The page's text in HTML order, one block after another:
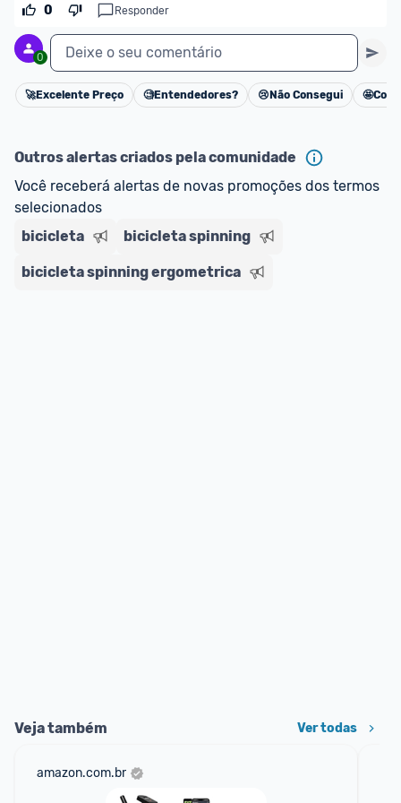
0 Responder
0 Deixe o seu comentário
Cancelar
🚀Excelente Preço 🧐Entendedores? 😢 Não Consegui 🤩
Outros alertas criados pela comunidade
Você receberá alertas de novas promoções dos termos
selecionados
bicicleta
bicicleta spinning
bicicleta spinning ergometrica
Veja também Ver todas
amazon.com.br